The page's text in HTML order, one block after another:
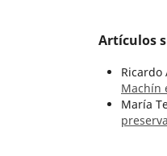
Artículos
Ricardo
Machín
María